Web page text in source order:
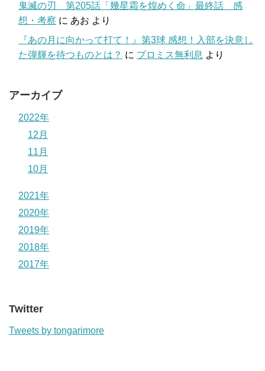
鬼滅の刃 第205話「幾星霜を煌めく命」最終話 感
想・考察 に あお より
『あの月に向かって打て！』第3球 感想！入部を決意し
た弾輝を待つものとは？ に プロミス無利息 より
アーカイブ
2022年
12月
11月
10月
2021年
2020年
2019年
2018年
2017年
Twitter
Tweets by tongarimore